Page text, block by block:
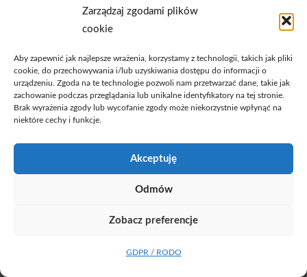
Zarządzaj zgodami plików
cookie
Aby zapewnić jak najlepsze wrażenia, korzystamy z technologii, takich jak pliki
cookie, do przechowywania i/lub uzyskiwania dostępu do informacji o
urządzeniu. Zgoda na te technologie pozwoli nam przetwarzać dane, takie jak
zachowanie podczas przeglądania lub unikalne identyfikatory na tej stronie.
Brak wyrażenia zgody lub wycofanie zgody może niekorzystnie wpłynąć na
niektóre cechy i funkcje.
Akceptuję
Odmów
Zobacz preferencje
GDPR / RODO